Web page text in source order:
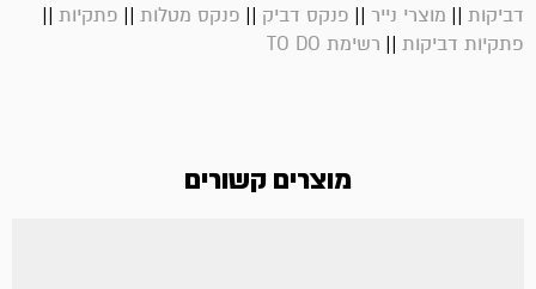
דביקות || מוצרי נייר || פנקס דביק || פנקס מטלות || פתקיות ||
פתקיות דביקות || רשימת TO DO
מוצרים קשורים